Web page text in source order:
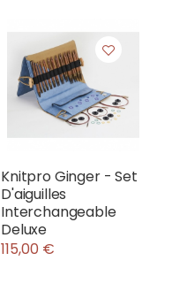
Knitpro Ginger - Set
D'aiguilles
Interchangeable
Deluxe
115,00 €